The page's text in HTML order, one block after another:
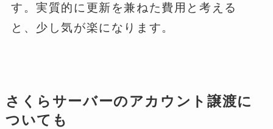
す。実質的に更新を兼ねた費用と考える
と、少し気が楽になります。
さくらサーバーのアカウント譲渡に
ついても